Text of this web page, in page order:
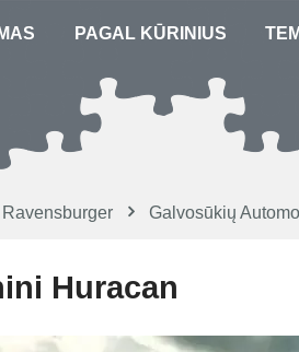
PAGAL KŪRINIUS
Ravensburger Galvosūkių
Huracan